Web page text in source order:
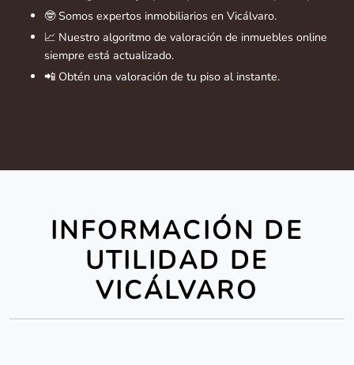
🤓 Somos expertos inmobiliarios en Vicálvaro.
📈 Nuestro algoritmo de valoración de inmuebles online
siempre está actualizado.
📲 Obtén una valoración de tu piso al instante.
INFORMACIÓN DE
UTILIDAD DE
VICÁLVARO